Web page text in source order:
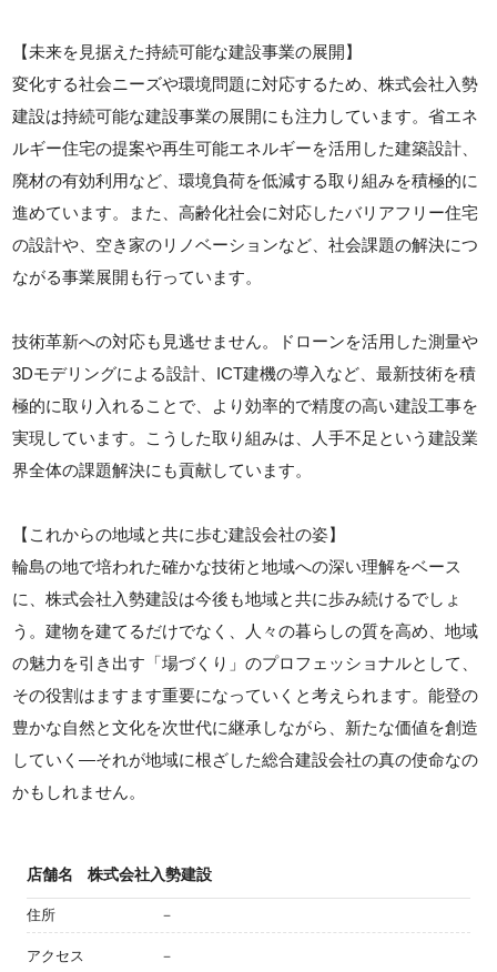
【未来を見据えた持続可能な建設事業の展開】
変化する社会ニーズや環境問題に対応するため、株式会社入勢
建設は持続可能な建設事業の展開にも注力しています。省エネ
ルギー住宅の提案や再生可能エネルギーを活用した建築設計、
廃材の有効利用など、環境負荷を低減する取り組みを積極的に
進めています。また、高齢化社会に対応したバリアフリー住宅
の設計や、空き家のリノベーションなど、社会課題の解決につ
ながる事業展開も行っています。
技術革新への対応も見逃せません。ドローンを活用した測量や
3Dモデリングによる設計、ICT建機の導入など、最新技術を積
極的に取り入れることで、より効率的で精度の高い建設工事を
実現しています。こうした取り組みは、人手不足という建設業
界全体の課題解決にも貢献しています。
【これからの地域と共に歩む建設会社の姿】
輪島の地で培われた確かな技術と地域への深い理解をベース
に、株式会社入勢建設は今後も地域と共に歩み続けるでしょ
う。建物を建てるだけでなく、人々の暮らしの質を高め、地域
の魅力を引き出す「場づくり」のプロフェッショナルとして、
その役割はますます重要になっていくと考えられます。能登の
豊かな自然と文化を次世代に継承しながら、新たな価値を創造
していく—それが地域に根ざした総合建設会社の真の使命なの
かもしれません。
店舗名 株式会社入勢建設
住所 －
アクセス －